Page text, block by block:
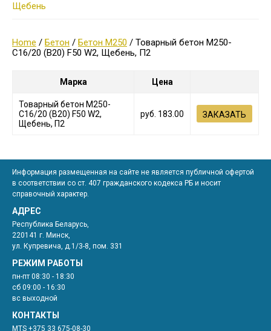
Home / Бетон / Бетон М250 / Товарный бетон М250-
C16/20 (В20) F50 W2, Щебень, П2
Марка Цена
Товарный бетон М250-
C16/20 (В20) F50 W2,
Щебень, П2
руб. 183.00 ЗАКАЗАТЬ
Щебень
Информация размещенная на сайте не является публичной офертой
в соответствии со ст. 407 гражданского кодекса РБ и носит
справочный характер.
АДРЕС
Республика Беларусь,
220141 г. Минск,
ул. Купревича, д.1/3-8, пом. 331
РЕЖИМ РАБОТЫ
пн-пт 08:30 - 18:30
сб 09:00 - 16:30
вс выходной
КОНТАКТЫ
MTS +375 33 675-08-30